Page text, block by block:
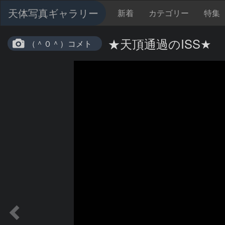
天体写真ギャラリー 新着 カテゴリー 特集
（＾０＾）コメト ★天頂通過のISS★